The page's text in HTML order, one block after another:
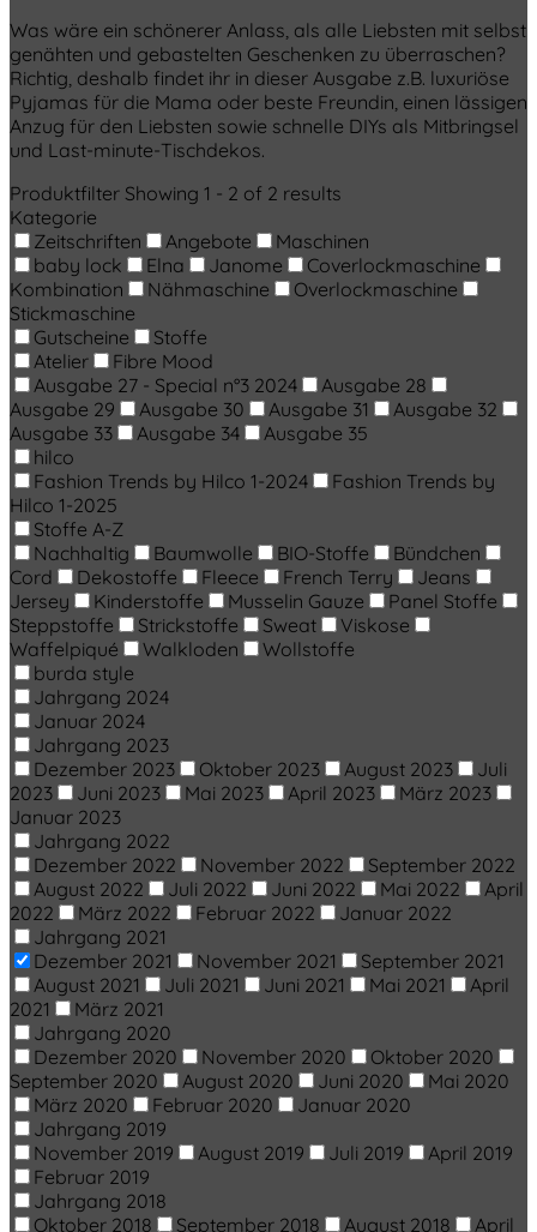
Was wäre ein schönerer Anlass, als alle Liebsten mit selbst
genähten und gebastelten Geschenken zu überraschen?
Richtig, deshalb findet ihr in dieser Ausgabe z.B. luxuriöse
Pyjamas für die Mama oder beste Freundin, einen lässigen
Anzug für den Liebsten sowie schnelle DIYs als Mitbringsel
und Last-minute-Tischdekos.
Produktfilter Showing 1 - 2 of 2 results
Kategorie
Zeitschriften
Angebote
Maschinen
baby lock
Elna Janome
Coverlockmaschine
Kombination
Nähmaschine
Overlockmaschine
Stickmaschine
Gutscheine
Stoffe
Atelier
Fibre Mood
Ausgabe 27 - Special n°3 2024
Ausgabe 28
Ausgabe 29
Ausgabe 30 Ausgabe 31
Ausgabe 32
Ausgabe 33
Ausgabe 34
Ausgabe 35
hilco
Fashion Trends by Hilco 1-2024
Fashion Trends by
Hilco 1-2025
Stoffe A-Z
Nachhaltig
Baumwolle BIO-Stoffe
Bündchen
Cord
Dekostoffe Fleece French Terry
Jeans
Jersey
Kinderstoffe Musselin Gauze
Panel Stoffe
Steppstoffe
Strickstoffe Sweat
Viskose
Waffelpiqué
Walkloden
Wollstoffe
burda style
Jahrgang 2024
Januar 2024
Jahrgang 2023
Dezember 2023
Oktober 2023 August 2023
Juli
2023
Juni 2023 Mai 2023 April 2023
März 2023
Januar 2023
Jahrgang 2022
Dezember 2022
November 2022
September 2022
August 2022
Juli 2022 Juni 2022 Mai 2022
April
2022
März 2022 Februar 2022
Januar 2022
Jahrgang 2021
Dezember 2021
November 2021
September 2021
August 2021
Juli 2021 Juni 2021 Mai 2021
April
2021
März 2021
Jahrgang 2020
Dezember 2020
November 2020
Oktober 2020
September 2020
August 2020 Juni 2020
Mai 2020
März 2020
Februar 2020
Januar 2020
Jahrgang 2019
November 2019
August 2019 Juli 2019
April 2019
Februar 2019
Jahrgang 2018
Oktober 2018
September 2018 August 2018
April